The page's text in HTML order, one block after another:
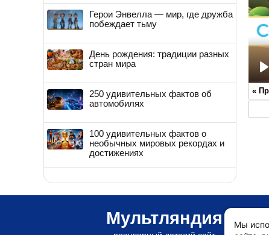
«
Герои Энвелла — мир, где дружба
побеждает тьму
День рождения: традиции разных
стран мира
250 удивительных фактов об
автомобилях
100 удивительных фактов о
необычных мировых рекордах и
достижениях
Мультляндия
Мы